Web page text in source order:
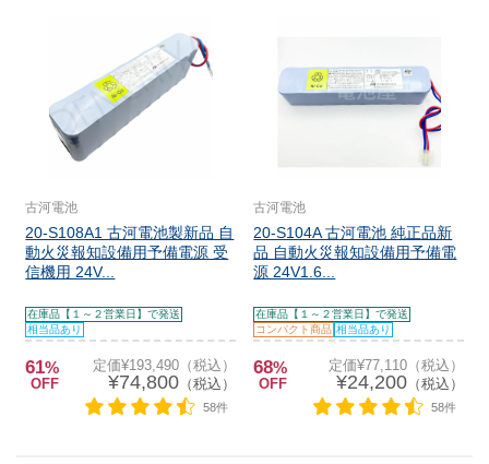
古河電池
20-S108A1 古河電池製新品 自
動火災報知設備用予備電源 受
信機用 24V...
在庫品【１～２営業日】で発送
相当品あり
61%
OFF
定価¥193,490（税込）
¥74,800（税込）
58件
古河電池
20-S104A 古河電池 純正品新
品 自動火災報知設備用予備電
源 24V1.6...
在庫品【１～２営業日】で発送
コンパクト商品 相当品あり
68%
OFF
定価¥77,110（税込）
¥24,200（税込）
58件